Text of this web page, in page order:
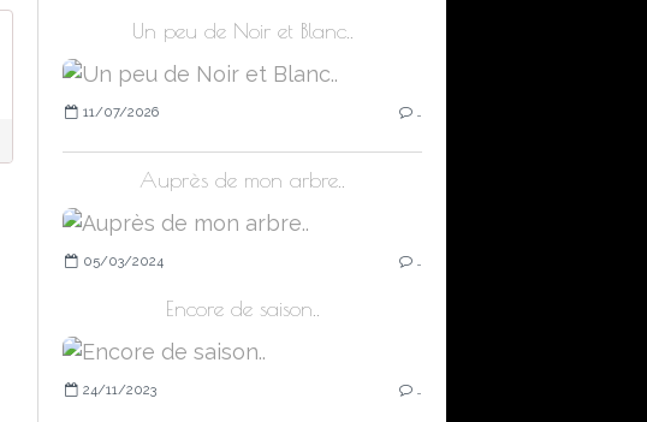
Un peu de Noir et Blanc..
11/07/2026
Auprès de mon arbre..
05/03/2024
Encore de saison..
24/11/2023